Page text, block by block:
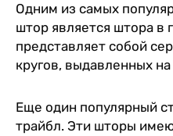
Одним из самых
штор является штора в
представляет собой
кругов, выдавленных на
Еще один популярный
трайбл. Эти шторы